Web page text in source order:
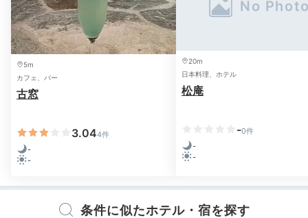
大浴場「飛鳥湯」内湯
ナイトタイムは、お部屋でまったりするもよし、再び温
泉を楽しむもよし。大浴場のジャグジーやリラクゼーシ
ョンルームで優雅に過ごすのもいいですね。グループ施
可能ですよ。
2日目
5m
カフェ、バー
古窓
3.044件
-
-
20m
日本料理、ホテル
松庵
-0件
-
-
条件に似たホテル・宿を探す